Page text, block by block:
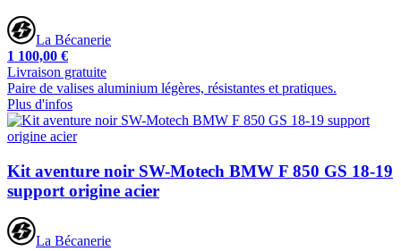
La Bécanerie
1 100,00 €
Livraison gratuite
Paire de valises aluminium légères, résistantes et pratiques.
Plus d'infos
Kit aventure noir SW-Motech BMW F 850 GS 18-19
support origine acier
La Bécanerie